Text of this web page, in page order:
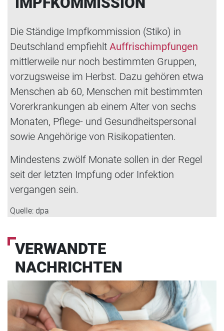
Die Ständige Impfkommission (Stiko) in
Deutschland empfiehlt Auffrischimpfungen
mittlerweile nur noch bestimmten Gruppen,
vorzugsweise im Herbst. Dazu gehören etwa
Menschen ab 60, Menschen mit bestimmten
Vorerkrankungen ab einem Alter von sechs
Monaten, Pflege- und Gesundheitspersonal
sowie Angehörige von Risikopatienten.
Mindestens zwölf Monate sollen in der Regel
seit der letzten Impfung oder Infektion
vergangen sein.
Quelle: dpa
VERWANDTE
NACHRICHTEN